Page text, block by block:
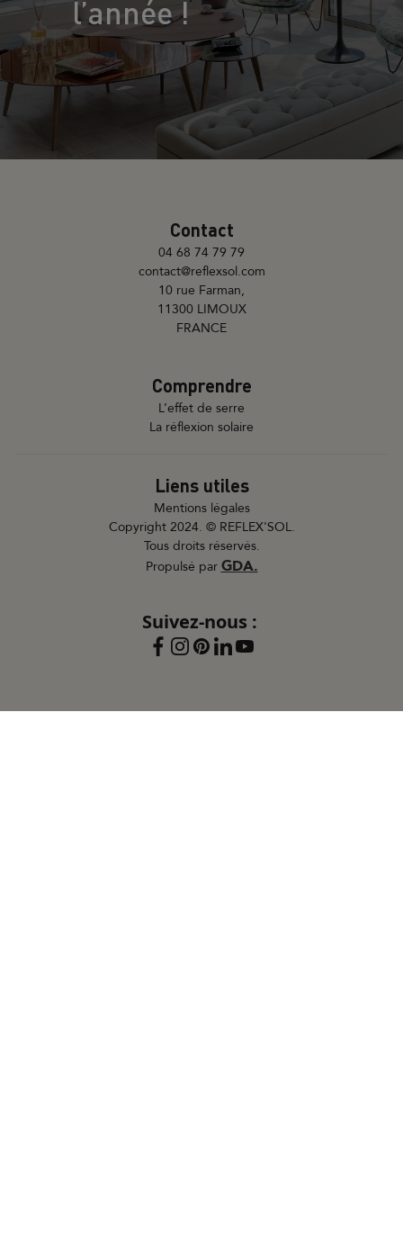
l’année !
Contact
04 68 74 79 79
contact@reflexsol.com
10 rue Farman,
11300 LIMOUX
FRANCE
Comprendre
L’effet de serre
La réflexion solaire
Liens utiles
Mentions légales
Copyright 2024. © REFLEX'SOL.
Tous droits réservés.
Propulsé par GDA.
Suivez-nous :